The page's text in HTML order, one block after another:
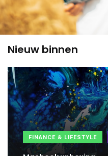
Nieuw binnen
FINANCE & LIFESTYLE